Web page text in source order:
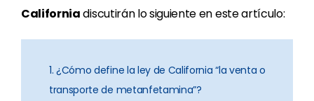
Californiadiscutirán lo siguiente en este artículo:
1. ¿Cómo define la ley de California “la venta o
transporte de metanfetamina”?